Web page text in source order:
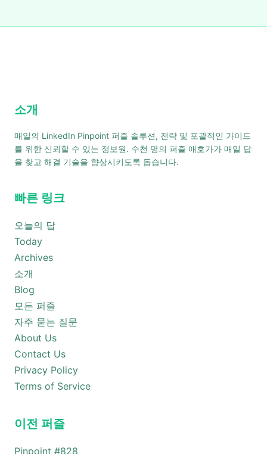
소개
매일의 LinkedIn Pinpoint 퍼즐 솔루션, 전략 및 포괄적인 가이드
를 위한 신뢰할 수 있는 정보원. 수천 명의 퍼즐 애호가가 매일 답
을 찾고 해결 기술을 향상시키도록 돕습니다.
빠른 링크
오늘의 답
Today
Archives
소개
Blog
모든 퍼즐
자주 묻는 질문
About Us
Contact Us
Privacy Policy
Terms of Service
이전 퍼즐
Pinpoint #828